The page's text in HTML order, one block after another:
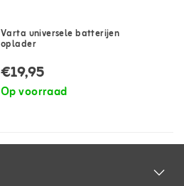
Varta universele batterijen
oplader
€19,95
Op voorraad